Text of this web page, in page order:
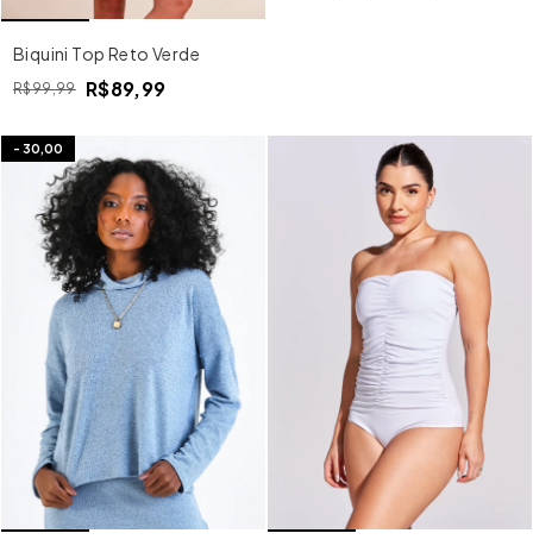
Biquini Top Reto Verde
R$99,99 R$89,99
- 30,00